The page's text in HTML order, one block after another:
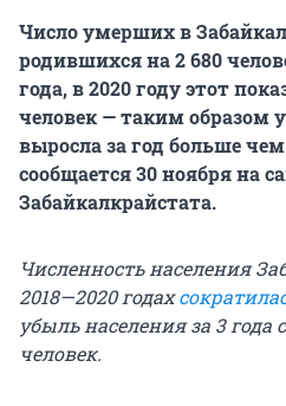
Число умерших в
родившихся на 2 680
года, в 2020 году этот
человек — таким образом
выросла за год больше
сообщается 30 ноября на
Забайкалкрайстата.
Численность населения
2018—2020 годах
убыль населения за 3 года
человек.